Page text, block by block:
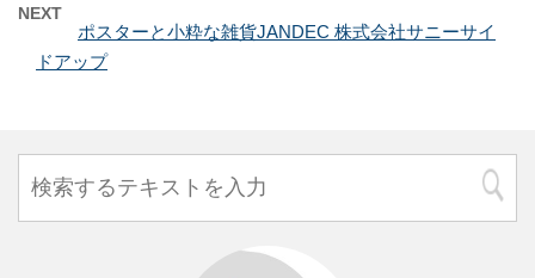
NEXT
ポスターと小粋な雑貨JANDEC 株式会社サニーサイ
ドアップ